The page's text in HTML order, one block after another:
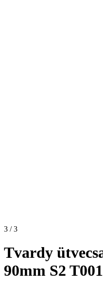
3 / 3
Tvardy
90mm S2